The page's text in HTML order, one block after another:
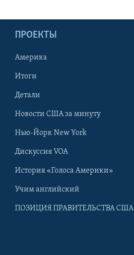
ПРОЕКТЫ
Америка
Итоги
Детали
Новости США за минуту
Нью-Йорк New York
Дискуссия VOA
История «Голоса Америки»
Учим английский
ПОЗИЦИЯ ПРАВИТЕЛЬСТВА США